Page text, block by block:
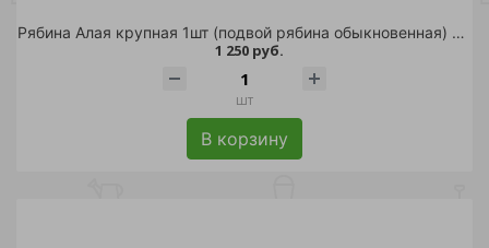
Рябина Алая крупная 1шт (подвой рябина обыкновенная) С10 1шт
1 250 руб.
шт
В корзину